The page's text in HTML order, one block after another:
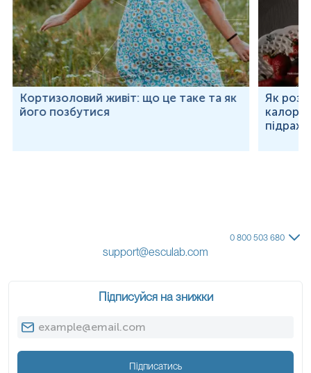
Кортизоловий живіт: що це таке та як
його позбутися
Як
0 800 503 680
support@esculab.com
Підписуйся на знижки
Підписатись